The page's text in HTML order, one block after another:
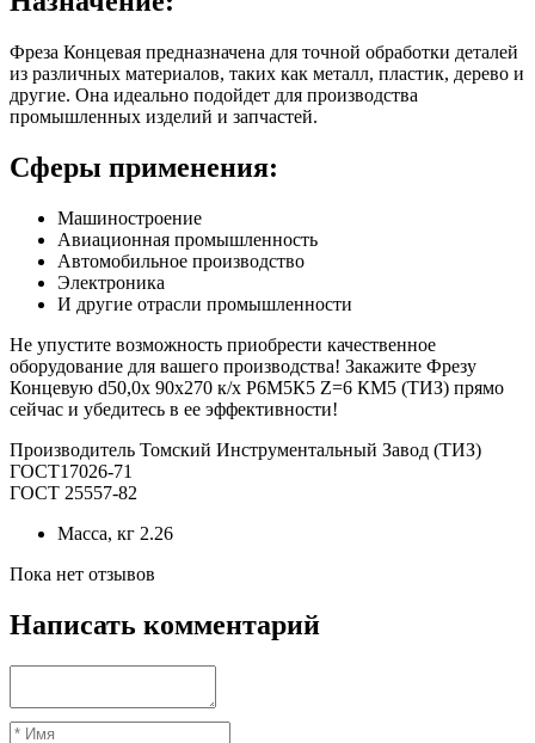
Фреза Концевая предназначена для точной обработки деталей
из различных материалов, таких как металл, пластик, дерево и
другие. Она идеально подойдет для производства
промышленных изделий и запчастей.
Сферы применения:
Машиностроение
Авиационная промышленность
Автомобильное производство
Электроника
И другие отрасли промышленности
Не упустите возможность приобрести качественное
оборудование для вашего производства! Закажите Фрезу
Концевую d50,0х 90х270 к/х Р6М5К5 Z=6 КМ5 (ТИЗ) прямо
сейчас и убедитесь в ее эффективности!
Производитель Томский Инструментальный Завод (ТИЗ)
ГОСТ17026-71
ГОСТ 25557-82
Масса, кг 2.26
Пока нет отзывов
Написать комментарий